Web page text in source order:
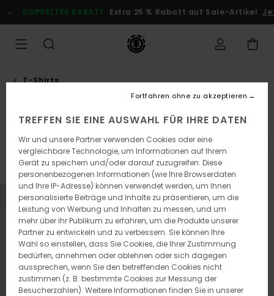
zur
Produkt
springen
DOPPELTER RABATT Extra 25 % Rabatt auf Sale-Artikel
T-Shirts
Filtern & Sortieren
Direkt
Filterkriterien
springen
Überspringen
filtern
nach
TREFFEN SIE EINE AUSWAHL FÜR IHRE DATEN
Wir und unsere Partner verwenden Cookies oder eine
vergleichbare Technologie, um Informationen auf Ihrem
Gerät zu speichern und/oder darauf zuzugreifen. Diese
personenbezogenen Informationen (wie Ihre Browserdaten
und Ihre IP-Adresse) können verwendet werden, um Ihnen
personalisierte Beiträge und Inhalte zu präsentieren, um die
Leistung von Werbung und Inhalten zu messen, und um
mehr über ihr Publikum zu erfahren, um die Produkte unserer
Partner zu entwickeln und zu verbessern. Sie können Ihre
Wahl so einstellen, dass Sie Cookies, die Ihrer Zustimmung
bedürfen, annehmen oder ablehnen oder sich dagegen
aussprechen, wenn Sie den betreffenden Cookies nicht
zustimmen (z. B. bestimmte Cookies zur Messung der
Besucherzahlen). Weitere Informationen finden Sie in unserer
Fortfahren ohne zu akzeptieren